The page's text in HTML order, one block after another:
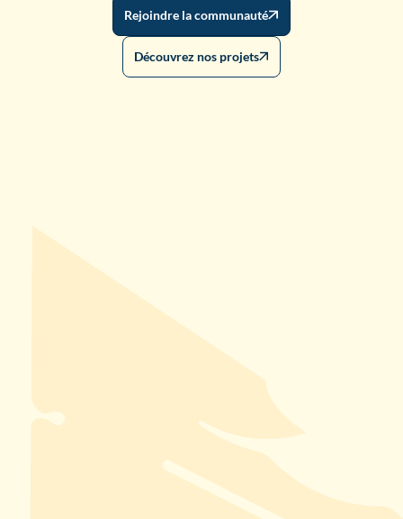
Rejoindre la communauté
Découvrez nos projets